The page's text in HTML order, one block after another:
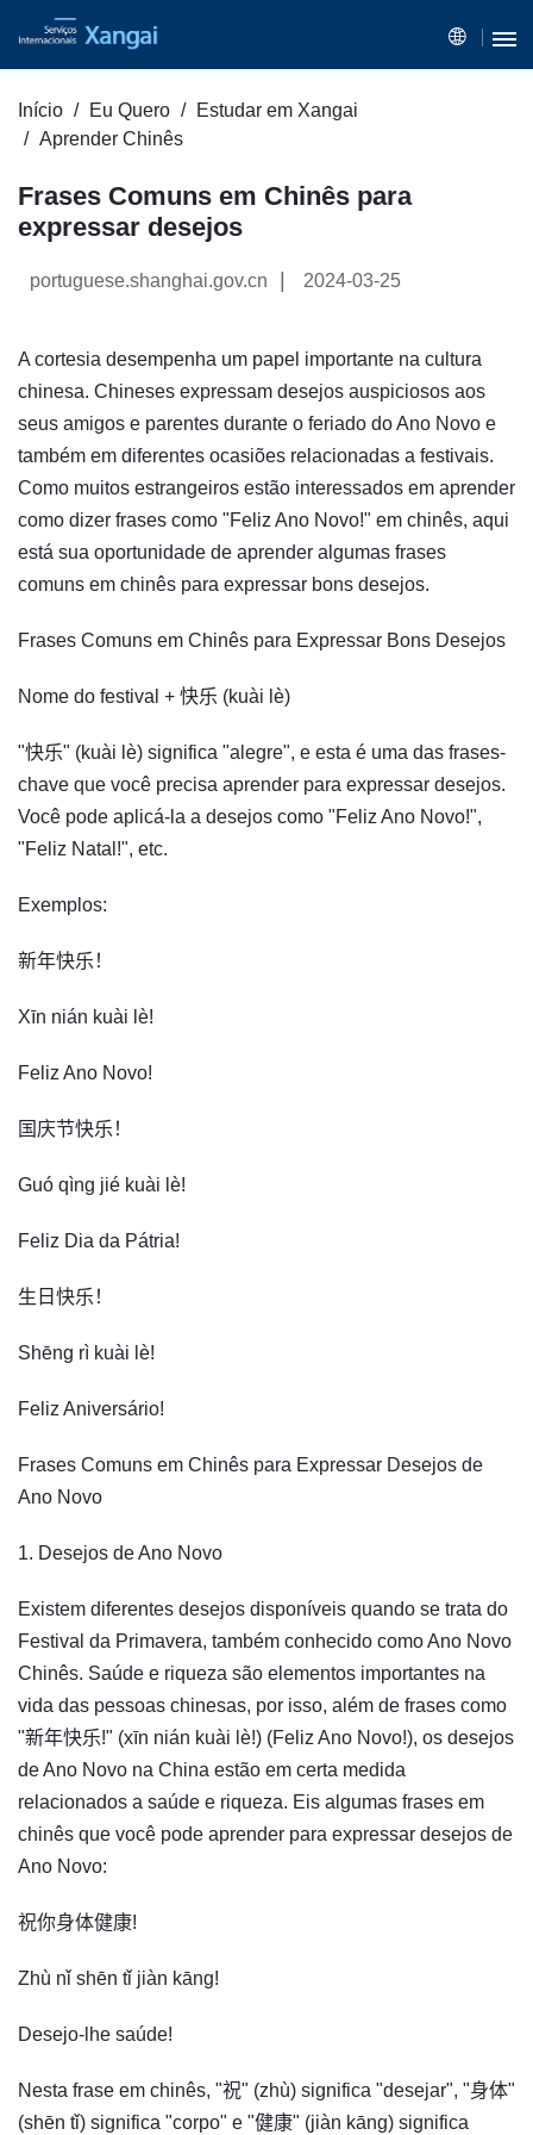
Início Eu Quero
Estudar em Xangai
Aprender Chinês
Frases Comuns em Chinês para
expressar desejos
portuguese.shanghai.gov.cn 2024-03-25
A cortesia desempenha um papel importante na cultura
chinesa. Chineses expressam desejos auspiciosos aos
seus amigos e parentes durante o feriado do Ano Novo e
também em diferentes ocasiões relacionadas a festivais.
Como muitos estrangeiros estão interessados em aprender
como dizer frases como "Feliz Ano Novo!" em chinês, aqui
está sua oportunidade de aprender algumas frases
comuns em chinês para expressar bons desejos.
Frases Comuns em Chinês para Expressar Bons Desejos
Nome do festival + 快乐 (kuài lè)
"快乐" (kuài lè) significa "alegre", e esta é uma das frases-
chave que você precisa aprender para expressar desejos.
Você pode aplicá-la a desejos como "Feliz Ano Novo!",
"Feliz Natal!", etc.
Exemplos:
新年快乐！
Xīn nián kuài lè!
Feliz Ano Novo!
国庆节快乐！
Guó qìng jié kuài lè!
Feliz Dia da Pátria!
生日快乐！
Shēng rì kuài lè!
Feliz Aniversário!
Frases Comuns em Chinês para Expressar Desejos de
Ano Novo
1. Desejos de Ano Novo
Existem diferentes desejos disponíveis quando se trata do
Festival da Primavera, também conhecido como Ano Novo
Chinês. Saúde e riqueza são elementos importantes na
vida das pessoas chinesas, por isso, além de frases como
"新年快乐!" (xīn nián kuài lè!) (Feliz Ano Novo!), os desejos
de Ano Novo na China estão em certa medida
relacionados a saúde e riqueza. Eis algumas frases em
chinês que você pode aprender para expressar desejos de
Ano Novo:
祝你身体健康!
Zhù nǐ shēn tǐ jiàn kāng!
Desejo-lhe saúde!
Nesta frase em chinês, "祝" (zhù) significa "desejar", "身体"
(shēn tǐ) significa "corpo" e "健康" (jiàn kāng) significa